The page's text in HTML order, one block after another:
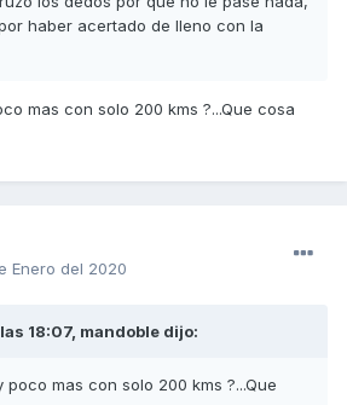
haber acertado de lleno con la
mas con solo 200 kms ?...Que cosa
Enero del 2020
18:07, mandoble dijo:
poco mas con solo 200 kms ?...Que